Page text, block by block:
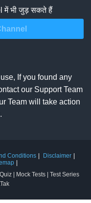
में भी जुड़ सकते हैं
If you found any
our Support Team
Team will take action
Conditions
Disclaimer
| Mock Tests | Test Series